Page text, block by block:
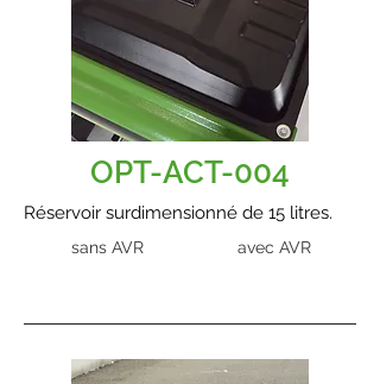
OPT-ACT-004
Réservoir surdimensionné de 15 litres.
sans AVR avec AVR